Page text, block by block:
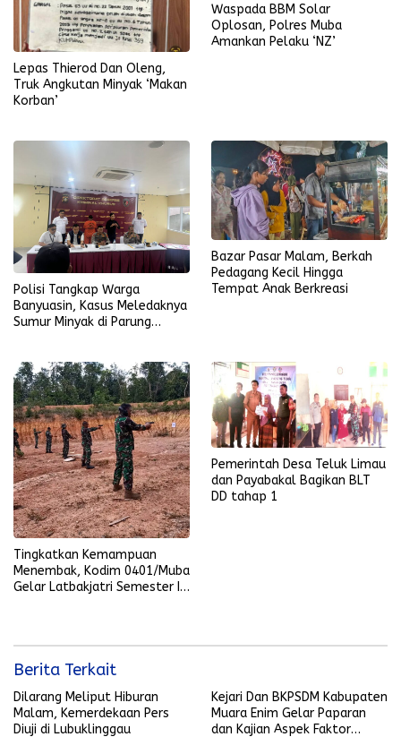
Lepas Thierod Dan Oleng,
Truk Angkutan Minyak ‘Makan
Korban’
Waspada BBM Solar
Oplosan, Polres Muba
Amankan Pelaku ‘NZ’
Polisi Tangkap Warga
Banyuasin, Kasus Meledaknya
Sumur Minyak di Parung
Bazar Pasar Malam, Berkah
Pedagang Kecil Hingga
Tempat Anak Berkreasi
Tingkatkan Kemampuan
Menembak, Kodim 0401/Muba
Gelar Latbakjatri Semester I
Pemerintah Desa Teluk Limau
dan Payabakal Bagikan BLT
DD tahap 1
Berita Terkait
Dilarang Meliput Hiburan
Malam, Kemerdekaan Pers
Diuji di Lubuklinggau
Kejari Dan BKPSDM Kabupaten
Muara Enim Gelar Paparan
dan Kajian Aspek Faktor